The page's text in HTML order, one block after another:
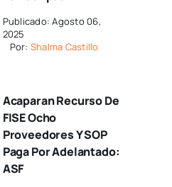
Publicado: Agosto 06,
2025
Por: Shalma Castillo
Acaparan Recurso De
FISE Ocho
Proveedores Y SOP
Paga Por Adelantado:
ASF